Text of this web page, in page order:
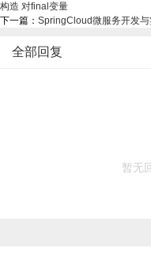
构造 对final变量
下一篇： SpringCloud微服务开发
全部回复
暂无